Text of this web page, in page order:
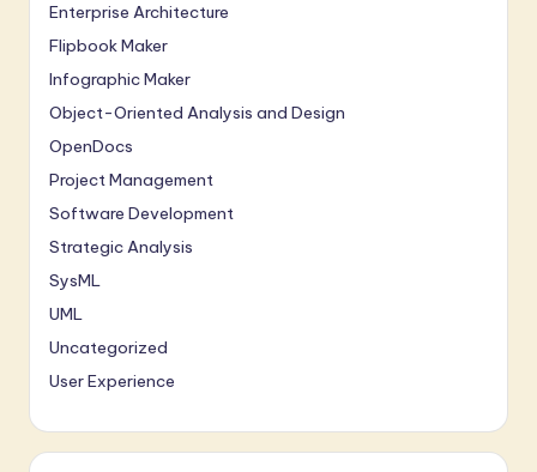
Enterprise Architecture
Flipbook Maker
Infographic Maker
Object-Oriented Analysis and Design
OpenDocs
Project Management
Software Development
Strategic Analysis
SysML
UML
Uncategorized
User Experience